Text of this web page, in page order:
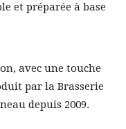
et préparée à base
avec une touche
par la Brasserie
depuis 2009.